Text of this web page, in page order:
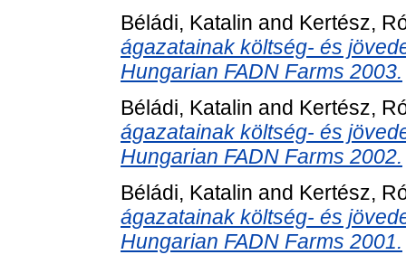
Béládi, Katalin and Kertész,
ágazatainak költség- és
Hungarian FADN Farms 2003.
Béládi, Katalin and Kertész,
ágazatainak költség- és
Hungarian FADN Farms 2002.
Béládi, Katalin and Kertész,
ágazatainak költség- és
Hungarian FADN Farms 2001.